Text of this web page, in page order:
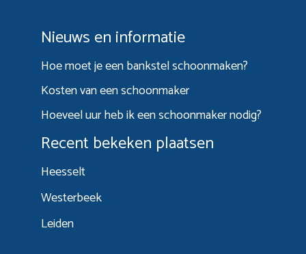
Nieuws en informatie
Hoe moet je een bankstel schoonmaken?
Kosten van een schoonmaker
Hoeveel uur heb ik een schoonmaker nodig?
Recent bekeken plaatsen
Heesselt
Westerbeek
Leiden